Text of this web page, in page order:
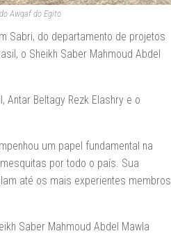
Awqaf do Egito
Sabri, do departamento de projetos
o Sheikh Saber Mahmoud Abdel
Beltagy Rezk Elashry e o
um papel fundamental na
por todo o país. Sua
até os mais experientes membros
Saber Mahmoud Abdel Mawla